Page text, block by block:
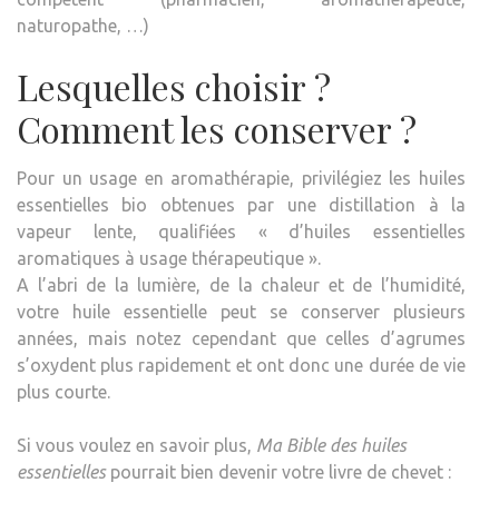
naturopathe, …)
Lesquelles choisir ?
Comment les conserver ?
Pour un usage en aromathérapie, privilégiez les huiles
essentielles bio obtenues par une distillation à la
vapeur lente, qualifiées « d’huiles essentielles
aromatiques à usage thérapeutique ».
A l’abri de la lumière, de la chaleur et de l’humidité,
votre huile essentielle peut se conserver plusieurs
années, mais notez cependant que celles d’agrumes
s’oxydent plus rapidement et ont donc une durée de vie
plus courte.
Si vous voulez en savoir plus, Ma Bible des huiles
essentiellespourrait bien devenir votre livre de chevet :